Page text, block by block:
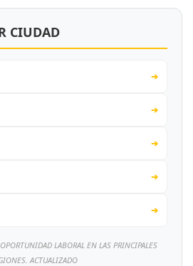
CIUDAD
➔
➔
➔
➔
➔
LABORAL EN LAS PRINCIPALES
ACTUALIZADO